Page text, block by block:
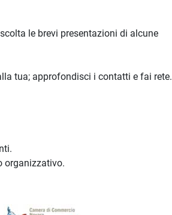
le brevi presentazioni di alcune
tua; approfondisci i contatti e fai rete.
organizzativo.